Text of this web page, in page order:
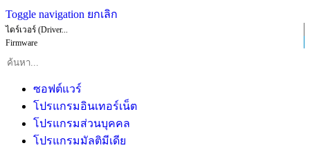
Toggle navigation ยกเลิก
ไดร์เวอร์ (Driver...
Firmware
ซอฟต์แวร์
โปรแกรมอินเทอร์เน็ต
โปรแกรมส่วนบุคคล
โปรแกรมมัลติมีเดีย